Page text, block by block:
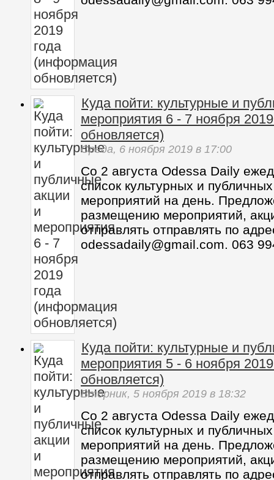
Куда пойти: культурные и
мероприятия 6 - 7 ноября
обновляется)
Среда, 6 ноября 2019 в 17:00
Со 2 августа Odessa Daily
список культурных и
мероприятий на день.
размещению мероприятий,
отправлять отправлять по
odessadaily@gmail.com. 063
Куда пойти: культурные и
мероприятия 5 - 6 ноября
обновляется)
Вторник, 5 ноября 2019 в 18:32
Со 2 августа Odessa Daily
список культурных и
мероприятий на день.
размещению мероприятий,
отправлять отправлять по